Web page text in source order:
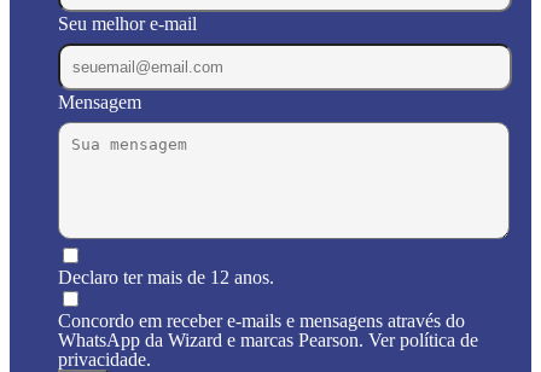
Seu melhor e-mail
Mensagem
Declaro ter mais de 12 anos.
Concordo em receber e-mails e mensagens através do
WhatsApp da Wizard e marcas Pearson. Ver política de
privacidade.